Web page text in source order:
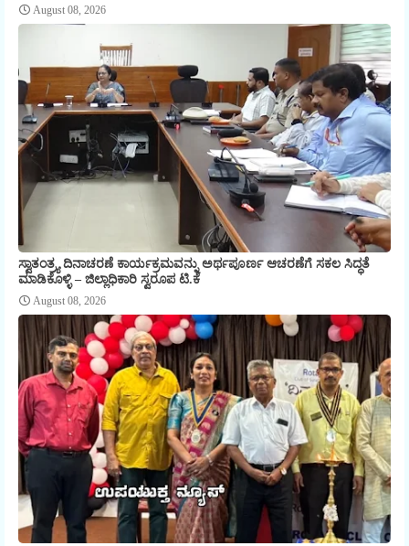
August 08, 2026
ಸ್ವಾತಂತ್ರ್ಯ ದಿನಾಚರಣೆ ಕಾರ್ಯಕ್ರಮವನ್ನು ಅರ್ಥಪೂರ್ಣ ಆಚರಣೆಗೆ ಸಕಲ ಸಿದ್ಧತೆ
ಮಾಡಿಕೊಳ್ಳಿ – ಜಿಲ್ಲಾಧಿಕಾರಿ ಸ್ವರೂಪ ಟಿ.ಕೆ
August 08, 2026